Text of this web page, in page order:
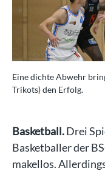
Eine dichte Abwehr
Trikots) den Erfolg.
Basketball.Drei
Basketballer der
makellos.